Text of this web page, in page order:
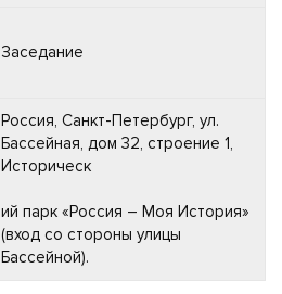
Заседание
Россия, Санкт-Петербург, ул.
Бассейная, дом 32, строение 1,
Историческ
ий парк «Россия – Моя История»
(вход со стороны улицы
Бассейной).